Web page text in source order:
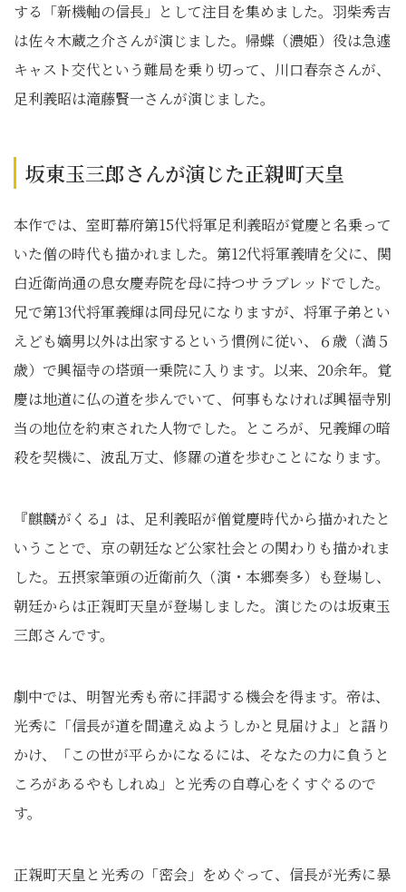
する「新機軸の信長」として注目を集めました。羽柴秀吉
は佐々木蔵之介さんが演じました。帰蝶（濃姫）役は急遽
キャスト交代という難局を乗り切って、川口春奈さんが、
足利義昭は滝藤賢一さんが演じました。
坂東玉三郎さんが演じた正親町天皇
本作では、室町幕府第15代将軍足利義昭が覚慶と名乗って
いた僧の時代も描かれました。第12代将軍義晴を父に、関
白近衛尚通の息女慶寿院を母に持つサラブレッドでした。
兄で第13代将軍義輝は同母兄になりますが、将軍子弟とい
えども嫡男以外は出家するという慣例に従い、６歳（満５
歳）で興福寺の塔頭一乗院に入ります。以来、20余年。覚
慶は地道に仏の道を歩んでいて、何事もなければ興福寺別
当の地位を約束された人物でした。ところが、兄義輝の暗
殺を契機に、波乱万丈、修羅の道を歩むことになります。
『麒麟がくる』は、足利義昭が僧覚慶時代から描かれたと
いうことで、京の朝廷など公家社会との関わりも描かれま
した。五摂家筆頭の近衛前久（演・本郷奏多）も登場し、
朝廷からは正親町天皇が登場しました。演じたのは坂東玉
三郎さんです。
劇中では、明智光秀も帝に拝謁する機会を得ます。帝は、
光秀に「信長が道を間違えぬようしかと見届けよ」と語り
かけ、「この世が平らかになるには、そなたの力に負うと
ころがあるやもしれぬ」と光秀の自尊心をくすぐるので
す。
正親町天皇と光秀の「密会」をめぐって、信長が光秀に暴